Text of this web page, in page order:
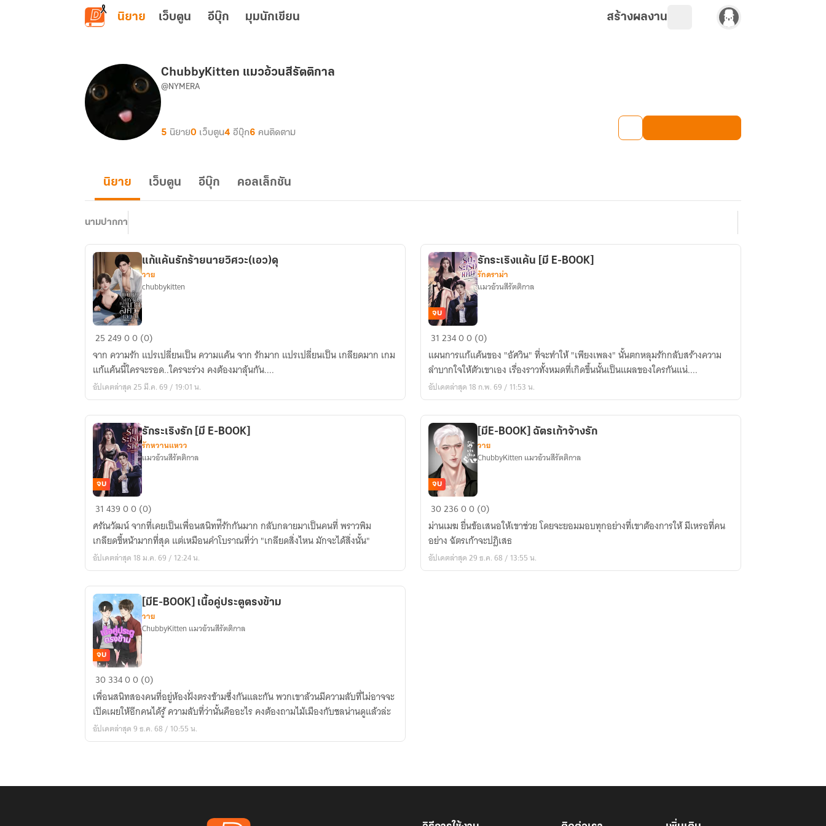
ข้ามไปยังเนื้อหาหลัก
นิยาย เว็บตูน อีบุ๊ก มุมนักเขียน สร้างผลงาน
ChubbyKitten แมวอ้วนสีรัตติกาล
@NYMERA
5 นิยาย0 เว็บตูน4 อีบุ๊ก6 คนติดตาม
นิยาย เว็บตูน อีบุ๊ก คอลเล็กชัน
นามปากกา
แก้
รัก
ร้าย
นาย
แก้แค้นรักร้ายนายวิศวะ(เอว)ดุ
วาย
chubbykitten
2524900 (0)
จาก ความรัก แปรเปลี่ยนเป็น ความแค้น จาก รักมาก แปรเปลี่ยนเป็น เกลียดมาก เกม
แก้แค้นนี้ใครจะรอด..ใครจะร่วง คงต้องมาลุ้นกัน....
อัปเดตล่าสุด 25 มี.ค. 69 / 19:01 น.
รัก
แค้น
[มี
E-
จบ
รักระเริงแค้น [มี E-BOOK]
รักดราม่า
แมวอ้วนสีรัตติกาล
3123400 (0)
แผนการแก้แค้นของ "อัศวิน" ที่จะทำให้ "เพียงเพลง" นั้นตกหลุมรักกลับสร้างความ
ลำบากใจให้ตัวเขาเอง เรื่องราวทั้งหมดที่เกิดขึ้นนั้นเป็นแผลของใครกันแน่....
อัปเดตล่าสุด 18 ก.พ. 69 / 11:53 น.
รัก
ระเริง
รัก
[มี
E-
จบ
รักระเริงรัก [มี E-BOOK]
รักหวานแหวว
แมวอ้วนสีรัตติกาล
3143900 (0)
ศรัณวัฒน์ จากที่เคยเป็นเพื่อนสนิทท่ี่รักกันมาก กลับกลายมาเป็นคนที่ พราวพิม
เกลียดขี้หน้ามากที่สุด แต่เหมือนคำโบราณที่ว่า "เกลียดสิ่งไหน มักจะได้สิ่งนั้น"
อัปเดตล่าสุด 18 ม.ค. 69 / 12:24 น.
[มีE-
BOOK]
ฉัตร
เก้า
จ้าง
จบ
[มีE-BOOK] ฉัตรเก้าจ้างรัก
วาย
ChubbyKitten แมวอ้วนสีรัตติกาล
3023600 (0)
ม่านเมฆ ยื่นข้อเสนอให้เขาช่วย โดยจะยอมมอบทุกอย่างที่เขาต้องการให้ มีเหรอที่คน
อย่าง ฉัตรเก้าจะปฎิเสธ
อัปเดตล่าสุด 29 ธ.ค. 68 / 13:55 น.
[มีE-
BOOK]
เนื้อ
คู่
ประตู
จบ
[มีE-BOOK] เนื้อคู่ประตูตรงข้าม
วาย
ChubbyKitten แมวอ้วนสีรัตติกาล
3033400 (0)
เพื่อนสนิทสองคนที่อยู่ห้องฝั่งตรงข้ามซึ่งกันและกัน พวกเขาล้วนมีความลับที่ไม่อาจจะ
เปิดเผยให้อีกคนได้รู้ ความลับที่ว่านั้นคืออะไร คงต้องถามไม้เมืองกับชลน่านดูแล้วล่ะ
อัปเดตล่าสุด 9 ธ.ค. 68 / 10:55 น.